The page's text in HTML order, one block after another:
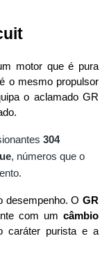
motor que é pura
o mesmo propulsor
o aclamado GR
304
, números que o
desempenho. O GR
com um câmbio
caráter purista e a